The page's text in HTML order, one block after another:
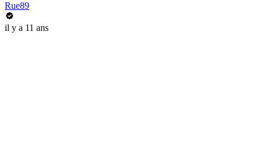
Rue89
il y a 11 ans